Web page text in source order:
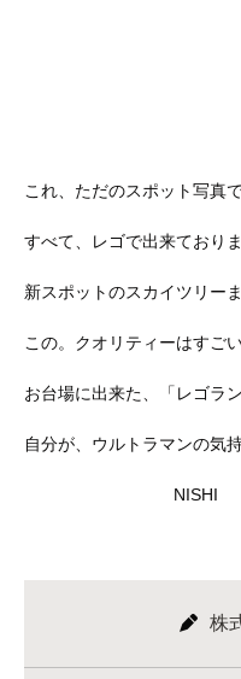
これ、ただのスポット写真
すべて、レゴで出来ておりま
新スポットのスカイツリー
この。クオリティーはすご
お台場に出来た、「レゴラン
自分が、ウルトラマンの気
NISHI
株